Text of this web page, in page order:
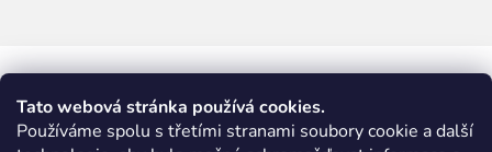
Tato webová stránka používá cookies.
Používáme spolu s třetími stranami soubory cookie a další